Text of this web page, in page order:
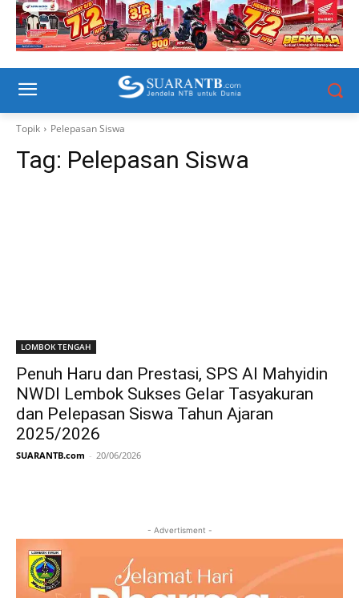
Topik Pelepasan Siswa
Tag: Pelepasan Siswa
LOMBOK TENGAH
Penuh Haru dan Prestasi, SPS Al Mahyidin
NWDI Lembok Sukses Gelar Tasyakuran
dan Pelepasan Siswa Tahun Ajaran
2025/2026
SUARANTB.com - 20/06/2026
- Advertisment -